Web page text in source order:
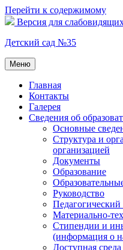
Перейти к содержимому
Версия для
Детский сад №35
Меню
Главная
Контакты
Галерея
Сведения об
Основные
Структура и
организацией
Документы
Образование
Руководство
Педагогический
Материально-
Стипендии и
(информация о
Доступная среда